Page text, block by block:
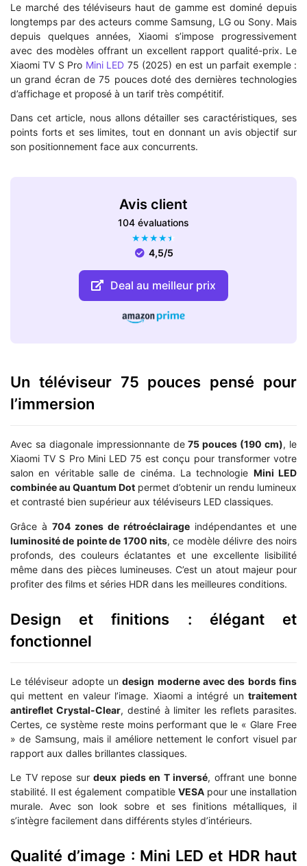
Le marché des téléviseurs haut de gamme est dominé depuis
longtemps par des acteurs comme Samsung, LG ou Sony. Mais
depuis quelques années, Xiaomi s’impose progressivement
avec des modèles offrant un excellent rapport qualité-prix. Le
Xiaomi TV S Pro Mini LED 75 (2025) en est un parfait exemple :
un grand écran de 75 pouces doté des dernières technologies
d’affichage et proposé à un tarif très compétitif.
Dans cet article, nous allons détailler ses caractéristiques, ses
points forts et ses limites, tout en donnant un avis objectif sur
son positionnement face aux concurrents.
Avis client
104 évaluations
★★★★★
4,5/5
Deal au meilleur prix
Un téléviseur 75 pouces pensé pour
l’immersion
Avec sa diagonale impressionnante de75 pouces (190 cm), le
Xiaomi TV S Pro Mini LED 75 est conçu pour transformer votre
salon en véritable salle de cinéma. La technologie Mini LED
combinée au Quantum Dot permet d’obtenir un rendu lumineux
et contrasté bien supérieur aux téléviseurs LED classiques.
Grâce à 704 zones de rétroéclairage indépendantes et une
luminosité de pointe de 1700 nits, ce modèle délivre des noirs
profonds, des couleurs éclatantes et une excellente lisibilité
même dans des pièces lumineuses. C’est un atout majeur pour
profiter des films et séries HDR dans les meilleures conditions.
Design et finitions : élégant et
fonctionnel
Le téléviseur adopte undesign moderne avec des bords fins
qui mettent en valeur l’image. Xiaomi a intégré un traitement
antireflet Crystal-Clear, destiné à limiter les reflets parasites.
Certes, ce système reste moins performant que le « Glare Free
» de Samsung, mais il améliore nettement le confort visuel par
rapport aux dalles brillantes classiques.
Le TV repose surdeux pieds en T inversé, offrant une bonne
stabilité. Il est également compatible VESApour une installation
murale. Avec son look sobre et ses finitions métalliques, il
s’intègre facilement dans différents styles d’intérieurs.
Qualité d’image : Mini LED et HDR haut